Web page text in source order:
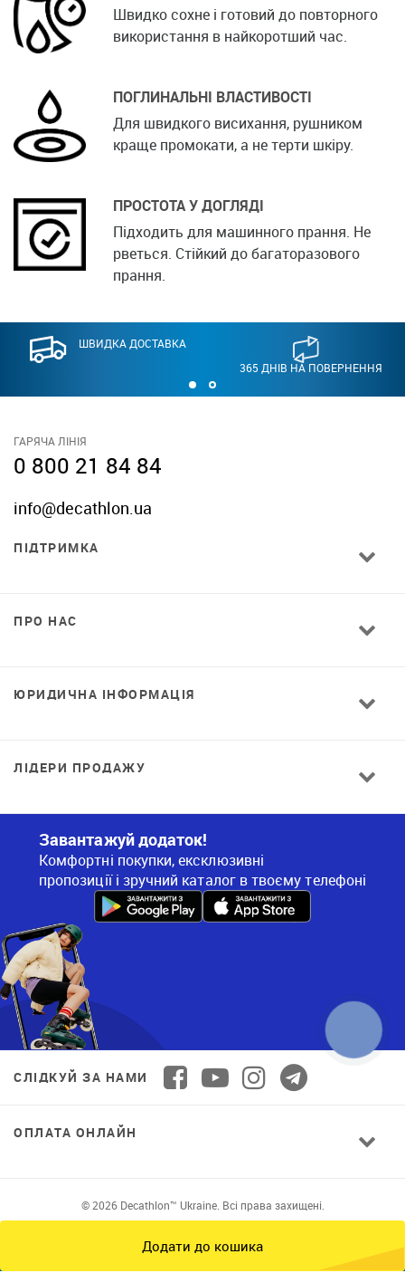
Додати до кошика
Швидко сохне і готовий до повторного
використання в найкоротший час.
ПОГЛИНАЛЬНІ ВЛАСТИВОСТІ
Для швидкого висихання, рушником
краще промокати, а не терти шкіру.
ПРОСТОТА У ДОГЛЯДІ
Підходить для машинного прання. Не
рветься. Стійкий до багаторазового
прання.
ШВИДКА ДОСТАВКА
365 ДНІВ НА ПОВЕРНЕННЯ
ГАРЯЧА ЛІНІЯ
0 800 21 84 84
info@decathlon.ua
ПІДТРИМКА
ПРО НАС
ЮРИДИЧНА ІНФОРМАЦІЯ
ЛІДЕРИ ПРОДАЖУ
Завантажуй додаток!
Комфортні покупки, ексклюзивні
пропозиції і зручний каталог в твоєму телефоні
СЛІДКУЙ ЗА НАМИ
ОПЛАТА ОНЛАЙН
© 2026 Decathlon™ Ukraine. Всі права захищені.